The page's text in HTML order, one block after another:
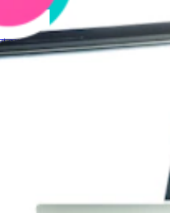
সামগ্রিক চিত্র দেখুন
হ্যাশট্যাগ গবেষণায় ডুব দিন